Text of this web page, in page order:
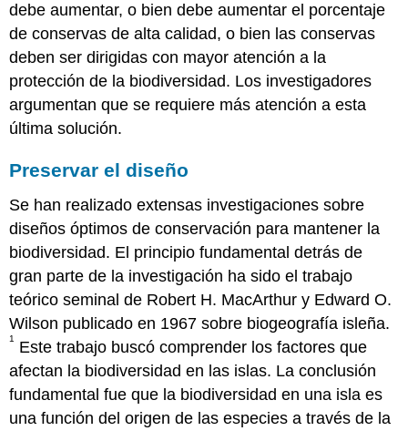
debe aumentar, o bien debe aumentar el porcentaje
de conservas de alta calidad, o bien las conservas
deben ser dirigidas con mayor atención a la
protección de la biodiversidad. Los investigadores
argumentan que se requiere más atención a esta
última solución.
Preservar el diseño
Se han realizado extensas investigaciones sobre
diseños óptimos de conservación para mantener la
biodiversidad. El principio fundamental detrás de
gran parte de la investigación ha sido el trabajo
teórico seminal de Robert H. MacArthur y Edward O.
Wilson publicado en 1967 sobre biogeografía isleña.
1
Este trabajo buscó comprender los factores que
afectan la biodiversidad en las islas. La conclusión
fundamental fue que la biodiversidad en una isla es
una función del origen de las especies a través de la